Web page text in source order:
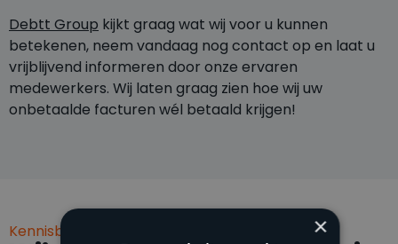
Debtt Group kijkt graag wat wij voor u kunnen
betekenen, neem vandaag nog contact op en laat u
vrijblijvend informeren door onze ervaren
medewerkers. Wij laten graag zien hoe wij uw
onbetaalde facturen wél betaald krijgen!
Kennisblog
Debtt
Group is
×